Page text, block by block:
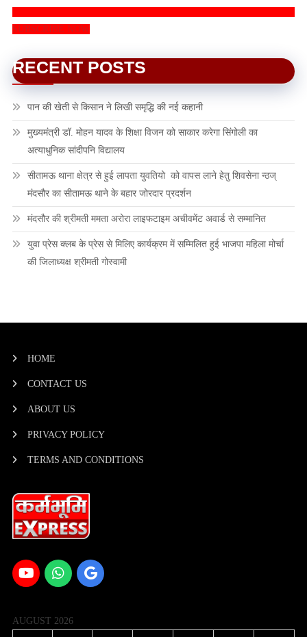
SUBSCRIBE NOW
RECENT POSTS
पान की खेती से किसान ने लिखी समृद्धि की नई कहानी
मुख्यमंत्री डॉ. मोहन यादव के शिक्षा विजन को साकार करेगा सिंगोली का
अत्याधुनिक सांदीपनि विद्यालय
सीतामऊ थाना क्षेत्र से हुई लापता युवतियो को वापस लाने हेतु शिवसेना न्ठज्
मंदसौर का सीतामऊ थाने के बहार जोरदार प्रदर्शन
मंदसौर की श्रीमती ममता अरोरा लाइफटाइम अचीवमेंट अवार्ड से सम्मानित
युवा प्रेस क्लब के प्रेस से मिलिए कार्यक्रम में सम्मिलित हुई भाजपा महिला मोर्चा
की जिलाध्यक्ष श्रीमती गोस्वामी
HOME
CONTACT US
ABOUT US
PRIVACY POLICY
TERMS AND CONDITIONS
AUGUST 2026